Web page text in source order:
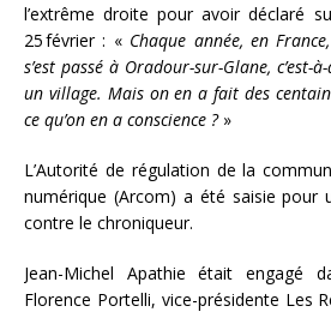
l’extrême droite pour avoir déclaré
25 février : « Chaque année, en
s’est passé à Oradour-sur-Glane, c’est-
un village. Mais on en a fait des
ce qu’on en a conscience ? »
L’Autorité de régulation de la
numérique (Arcom) a été saisie pour
contre le chroniqueur.
Jean-Michel Apathie était engagé
Florence Portelli, vice-présidente Les